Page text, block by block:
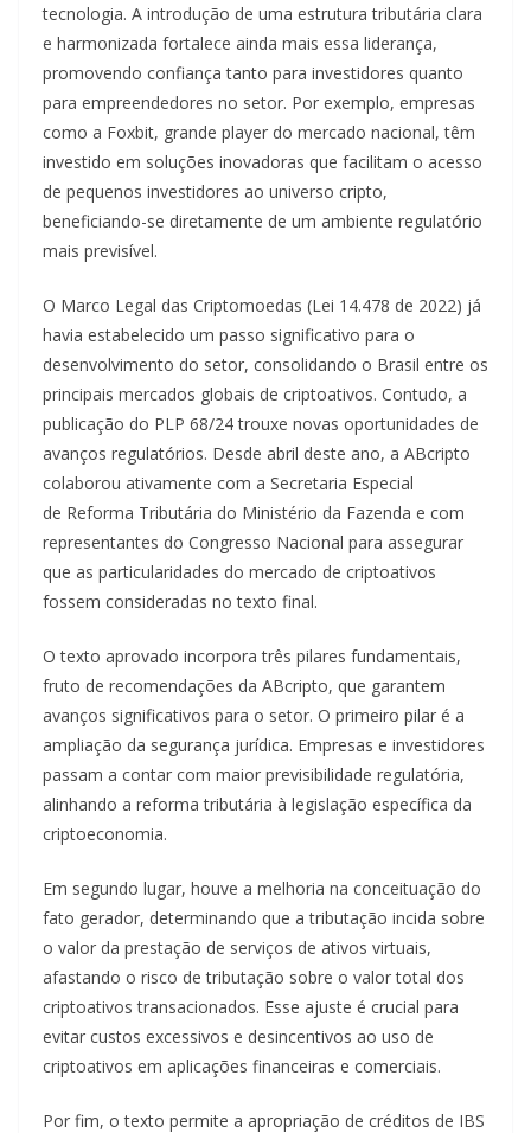
tecnologia. A introdução de uma estrutura tributária clara
e harmonizada fortalece ainda mais essa liderança,
promovendo confiança tanto para investidores quanto
para empreendedores no setor. Por exemplo, empresas
como a Foxbit, grande player do mercado nacional, têm
investido em soluções inovadoras que facilitam o acesso
de pequenos investidores ao universo cripto,
beneficiando-se diretamente de um ambiente regulatório
mais previsível.
O Marco Legal das Criptomoedas (Lei 14.478 de 2022) já
havia estabelecido um passo significativo para o
desenvolvimento do setor, consolidando o Brasil entre os
principais mercados globais de criptoativos. Contudo, a
publicação do PLP 68/24 trouxe novas oportunidades de
avanços regulatórios. Desde abril deste ano, a ABcripto
colaborou ativamente com a Secretaria Especial
de Reforma Tributária do Ministério da Fazenda e com
representantes do Congresso Nacional para assegurar
que as particularidades do mercado de criptoativos
fossem consideradas no texto final.
O texto aprovado incorpora três pilares fundamentais,
fruto de recomendações da ABcripto, que garantem
avanços significativos para o setor. O primeiro pilar é a
ampliação da segurança jurídica. Empresas e investidores
passam a contar com maior previsibilidade regulatória,
alinhando a reforma tributária à legislação específica da
criptoeconomia.
Em segundo lugar, houve a melhoria na conceituação do
fato gerador, determinando que a tributação incida sobre
o valor da prestação de serviços de ativos virtuais,
afastando o risco de tributação sobre o valor total dos
criptoativos transacionados. Esse ajuste é crucial para
evitar custos excessivos e desincentivos ao uso de
criptoativos em aplicações financeiras e comerciais.
Por fim, o texto permite a apropriação de créditos de IBS